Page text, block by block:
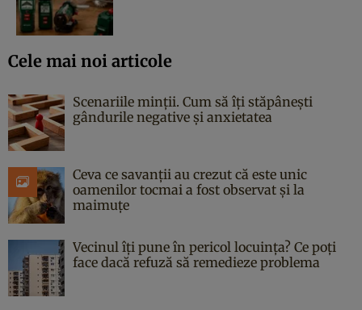
Cele mai noi articole
Scenariile minții. Cum să îți stăpânești
gândurile negative și anxietatea
Ceva ce savanții au crezut că este unic
oamenilor tocmai a fost observat și la
maimuțe
Vecinul îți pune în pericol locuința? Ce poți
face dacă refuză să remedieze problema